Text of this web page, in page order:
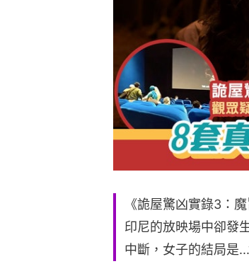
《詭屋驚凶實錄3：
印尼的放映場中卻發
中斷，女子的結局是